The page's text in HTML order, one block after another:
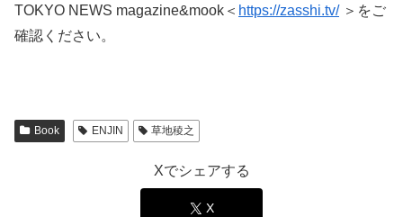
TOKYO NEWS magazine&mook＜ https://zasshi.tv/＞をご
確認ください。
Book ENJIN 草地稜之
Xでシェアする
X